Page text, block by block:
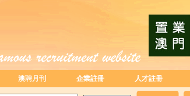
澳聘月刊 企業註冊 人才註冊